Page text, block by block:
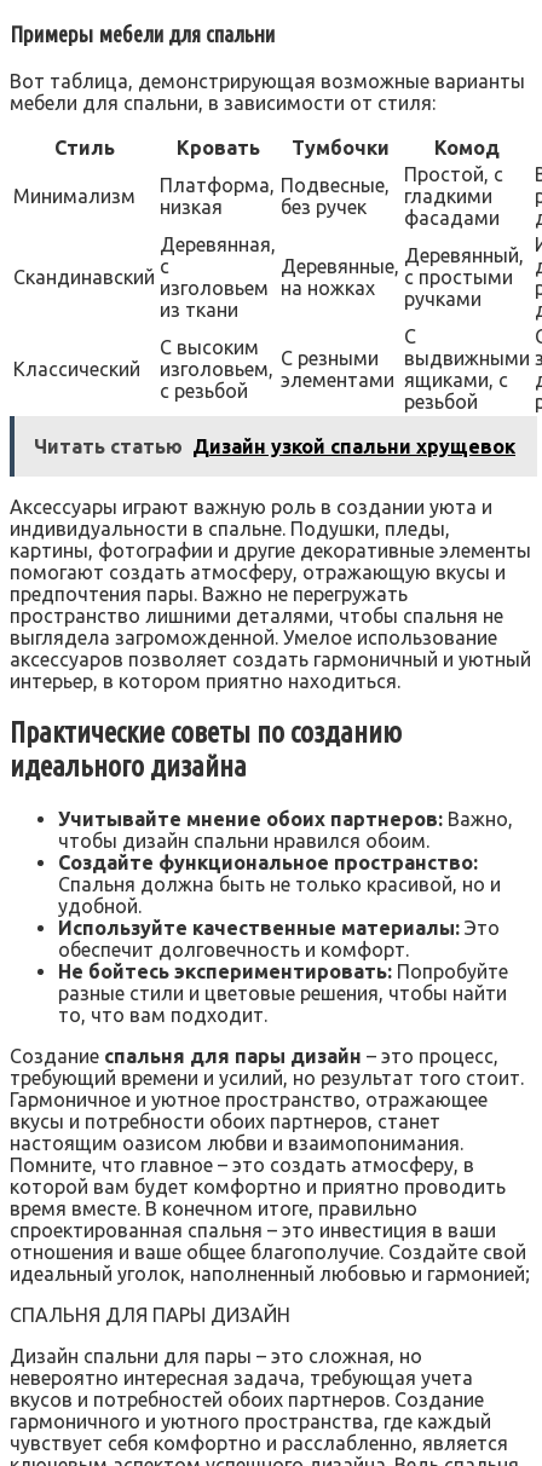
Примеры мебели для спальни
Вот таблица, демонстрирующая возможные варианты
мебели для спальни, в зависимости от стиля:
Стиль Кровать Тумбочки Комод
Минимализм
Платформа,
низкая
Подвесные,
без ручек
Простой, с
гладкими
фасадами
Скандинавский
Деревянная,
с
изголовьем
из ткани
Деревянные,
на ножках
Деревянный,
с простыми
ручками
Классический
С высоким
изголовьем,
с резьбой
С резными
элементами
С
выдвижными
ящиками, с
резьбой
Читать статью Дизайн узкой спальни хрущевок
Аксессуары играют важную роль в создании уюта и
индивидуальности в спальне. Подушки, пледы,
картины, фотографии и другие декоративные элементы
помогают создать атмосферу, отражающую вкусы и
предпочтения пары. Важно не перегружать
пространство лишними деталями, чтобы спальня не
выглядела загроможденной. Умелое использование
аксессуаров позволяет создать гармоничный и уютный
интерьер, в котором приятно находиться.
Практические советы по созданию
идеального дизайна
Учитывайте мнение обоих партнеров: Важно,
чтобы дизайн спальни нравился обоим.
Создайте функциональное пространство:
Спальня должна быть не только красивой, но и
удобной.
Используйте качественные материалы: Это
обеспечит долговечность и комфорт.
Не бойтесь экспериментировать: Попробуйте
разные стили и цветовые решения, чтобы найти
то, что вам подходит.
Создание спальня для пары дизайн – это процесс,
требующий времени и усилий, но результат того стоит.
Гармоничное и уютное пространство, отражающее
вкусы и потребности обоих партнеров, станет
настоящим оазисом любви и взаимопонимания.
Помните, что главное – это создать атмосферу, в
которой вам будет комфортно и приятно проводить
время вместе. В конечном итоге, правильно
спроектированная спальня – это инвестиция в ваши
отношения и ваше общее благополучие. Создайте свой
идеальный уголок, наполненный любовью и гармонией;
СПАЛЬНЯ ДЛЯ ПАРЫ ДИЗАЙН
Дизайн спальни для пары – это сложная, но
невероятно интересная задача, требующая учета
вкусов и потребностей обоих партнеров. Создание
гармоничного и уютного пространства, где каждый
чувствует себя комфортно и расслабленно, является